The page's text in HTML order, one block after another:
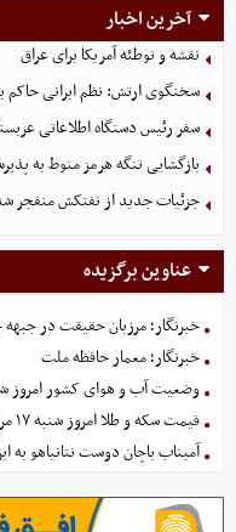
آخرین اخبار
نقشه و توطئه آمریکا برای عراق
سخنگوی ارتش: نظم ایرانی حاکم
سفر رئیس دستگاه اطلاعاتی
بازگشایی تنگه هرمز منوط به
جزئیات جدید از نفتکش منفجر
عناوین برگزیده
خبرنگار؛ مرزبان حقیقت در
خبرنگار؛ معمار حافظه ملت
وضعیت آب و هوای کشور امروز شنبه ۱۷
قیمت سکه و طلا امروز شنبه ۱۷ مرداد ۱۴۰۵
آمیتاب باچان دوست نتانیاهو به